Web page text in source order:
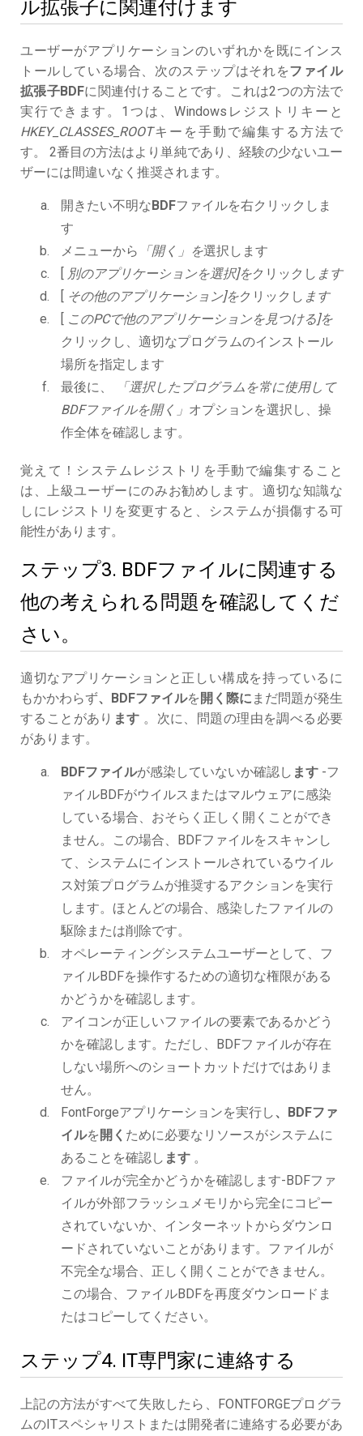
ル拡張子に関連付けます
ユーザーがアプリケーションのいずれかを既にインス
トールしている場合、次のステップはそれをファイル
拡張子BDFに関連付けることです。これは2つの方法で
実行できます。1つは、Windowsレジストリキーと
HKEY_CLASSES_ROOTキーを手動で編集する方法で
す。 2番目の方法はより単純であり、経験の少ないユー
ザーには間違いなく推奨されます。
開きたい不明なBDFファイルを右クリックしま
す
メニューから
「開く」を選択します
[ 別のアプリケーションを選択]をクリックし ます
[ その他のアプリケーション]をクリックし ます
[ このPCで他のアプリケーションを見つける]を
クリックし、適切なプログラムのインストール
場所を指定します
最後に、
「選択したプログラムを常に使用して
BDFファイルを開く」 オプションを選択し、操
作全体を確認します。
覚えて！システムレジストリを手動で編集すること
は、上級ユーザーにのみお勧めします。適切な知識な
しにレジストリを変更すると、システムが損傷する可
能性があります。
ステップ3. BDFファイルに関連する
他の考えられる問題を確認してくだ
さい。
適切なアプリケーションと正しい構成を持っているに
もかかわらず、BDFファイルを 開く際に まだ問題が発生
することがあり ます 。次に、問題の理由を調べる必要
があります。
BDFファイルが感染していないか確認し ます -フ
ァイルBDFがウイルスまたはマルウェアに感染
している場合、おそらく正しく開くことができ
ません。この場合、BDFファイルをスキャンし
て、システムにインストールされているウイル
ス対策プログラムが推奨するアクションを実行
します。ほとんどの場合、感染したファイルの
駆除または削除です。
オペレーティングシステムユーザーとして、フ
ァイルBDFを操作するための適切な権限がある
かどうかを確認します。
アイコンが正しいファイルの要素であるかどう
かを確認します。ただし、BDFファイルが存在
しない場所へのショートカットだけではありま
せん。
FontForgeアプリケーションを実行し、BDFファ
イルを 開く ために必要なリソースがシステムに
あることを確認し ます 。
ファイルが完全かどうかを確認します-BDFファ
イルが外部フラッシュメモリから完全にコピー
されていないか、インターネットからダウンロ
ードされていないことがあります。ファイルが
不完全な場合、正しく開くことができません。
この場合、ファイルBDFを再度ダウンロードま
たはコピーしてください。
ステップ4. IT専門家に連絡する
上記の方法がすべて失敗したら、FONTFORGEプログラ
ムのITスペシャリストまたは開発者に連絡する必要があ